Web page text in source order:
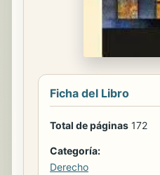
Ficha del Libro
Total de páginas 172
Categoría:
Derecho